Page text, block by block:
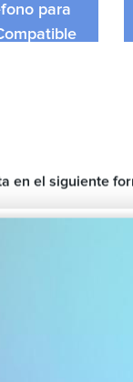
para
en el siguiente